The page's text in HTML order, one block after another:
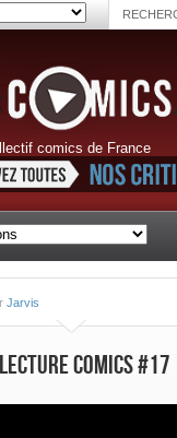
comics de France
Jarvis
Comics #17